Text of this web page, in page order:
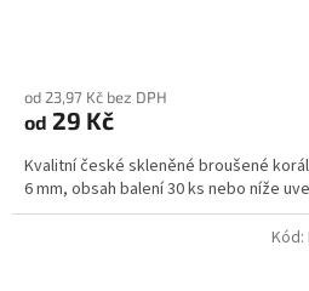
od 23,97 Kč bez DPH
od 29 Kč
Kvalitní české skleněné broušené
6 mm, obsah balení 30 ks nebo níže
Kód: